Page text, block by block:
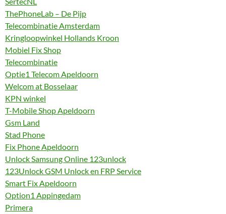
ThePhoneLab – De Pijp
Telecombinatie Amsterdam
Kringloopwinkel Hollands Kroon
Mobiel Fix Shop
Telecombinatie
Optie1 Telecom Apeldoorn
Welcom at Bosselaar
KPN winkel
T-Mobile Shop Apeldoorn
Gsm Land
Stad Phone
Fix Phone Apeldoorn
Unlock Samsung Online 123unlock
123Unlock GSM Unlock en FRP Service
Smart Fix Apeldoorn
Option1 Appingedam
Primera